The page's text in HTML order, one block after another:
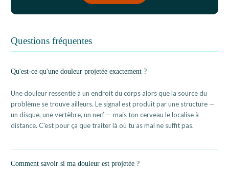
Questions fréquentes
Qu'est-ce qu'une douleur projetée exactement ?
Une douleur ressentie à un endroit du corps alors que la source du
problème se trouve ailleurs. Le signal est produit par une structure —
un disque, une vertèbre, un nerf — mais ton cerveau le localise à
distance. C'est pour ça que traiter là où tu as mal ne suffit pas.
Comment savoir si ma douleur est projetée ?